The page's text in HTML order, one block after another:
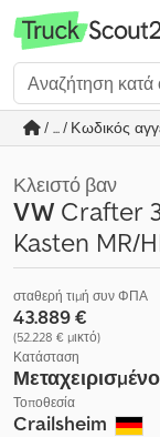
/ ... / Κωδικός
Κλειστό βαν
VW Crafter
Kasten MR/
σταθερή τιμή συν ΦΠΑ
43.889 €
(52.228 € μικτό)
Κατάσταση
Μεταχειρισμένο
Τοποθεσία
Crailsheim